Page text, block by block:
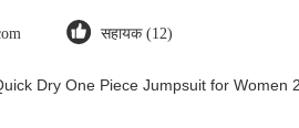
सहायक (12)
Dry One Piece Jumpsuit for Women